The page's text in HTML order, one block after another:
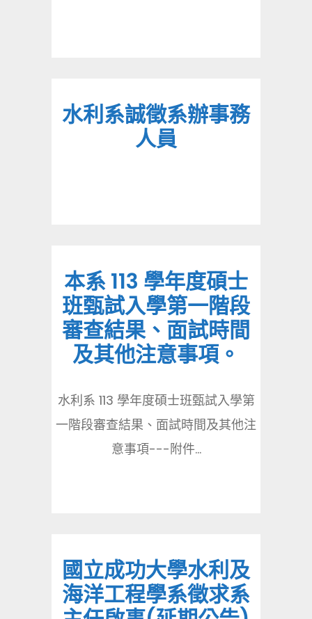
水利系誠徵系辦事務
人員
本系 113 學年度碩士
班甄試入學第一階段
審查結果、面試時間
及其他注意事項。
水利系 113 學年度碩士班甄試入學第
一階段審查結果、面試時間及其他注
意事項---附件...
國立成功大學水利及
海洋工程學系徵求系